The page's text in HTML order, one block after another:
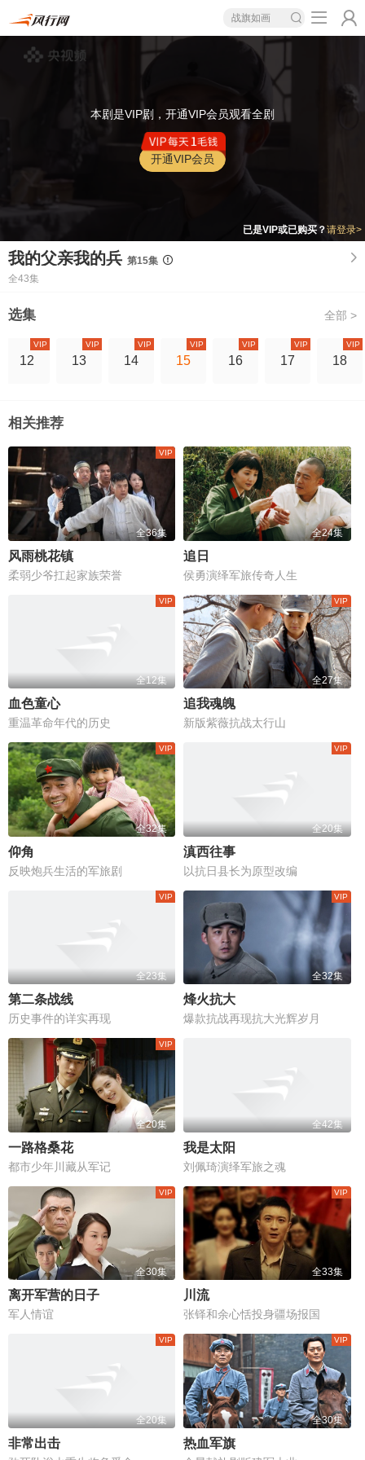
战旗如画
本剧是VIP剧，开通VIP会员观看全剧
开通VIP会员
已是VIP或已购买？请登录>
我的父亲我的兵 第15集
全43集
选集 全部 >
12
VIP
13
VIP
14
VIP
15
VIP
16
VIP
17
VIP
18
VIP
相关推荐
全36集
风雨桃花镇
柔弱少爷扛起家族荣誉
全24集
追日
侯勇演绎军旅传奇人生
全12集
血色童心
重温革命年代的历史
全27集
追我魂魄
新版紫薇抗战太行山
全32集
仰角
反映炮兵生活的军旅剧
全20集
滇西往事
以抗日县长为原型改编
全23集
第二条战线
历史事件的详实再现
全32集
烽火抗大
爆款抗战再现抗大光辉岁月
全20集
一路格桑花
都市少年川藏从军记
全42集
我是太阳
刘佩琦演绎军旅之魂
全30集
离开军营的日子
军人情谊
全33集
川流
张铎和余心恬投身疆场报国
全20集
非常出击
全30集
热血军旗